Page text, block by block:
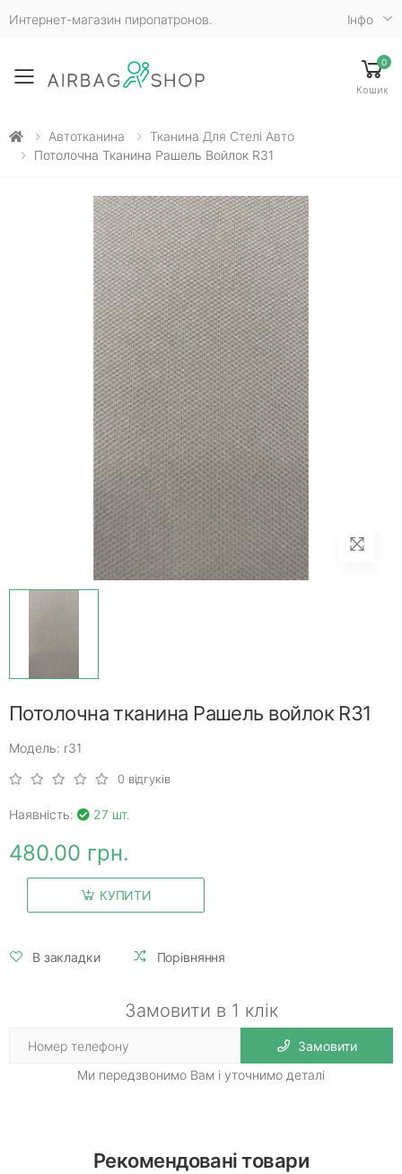
Интернет-магазин пиропатронов. Iнфо
Toggle mobile menu
0
Кошик
Автотканина
Тканина Для Стелі Авто
Потолочна Тканина Рашель Войлок R31
Потолочна тканина Рашель войлок R31
Модель: r31
0 відгуків
Наявність: 27 шт.
480.00 грн.
КУПИТИ
В закладки Порівняння
Замовити в 1 клік
Замовити
Ми передзвонимо Вам і уточнимо деталі
Рекомендовані товари